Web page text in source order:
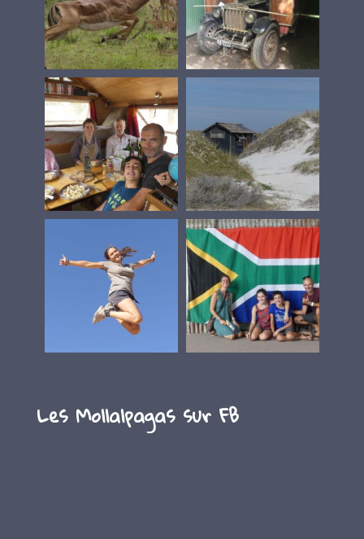
Les Mollalpagas sur FB